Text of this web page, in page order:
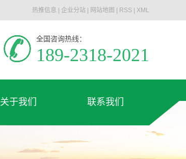
热推信息 企业分站 网站地图 RSS XML
全国咨询热线：
189-2318-2021
关于我们
关于我们
荣誉资质
联系我们